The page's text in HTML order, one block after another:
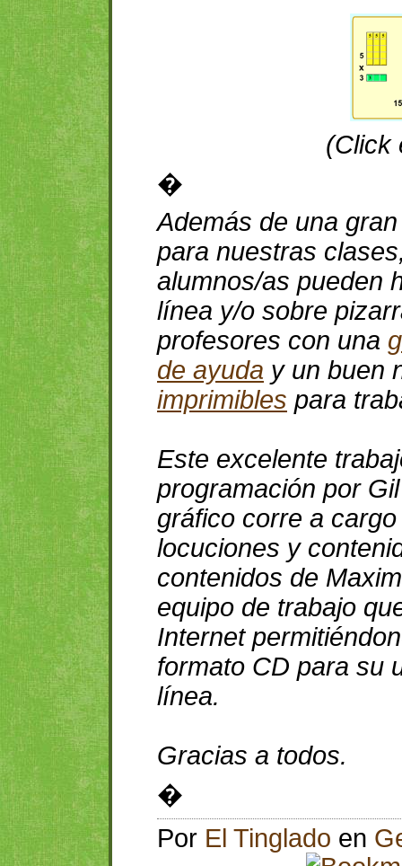
(Click
�
Además de una
para nuestras
alumnos/as pueden
línea y/o sobre
profesores con una
de ayuda y un buen
imprimibles para
Este excelente
programación por
gráfico corre a
locuciones y
contenidos de
equipo de trabajo
Internet
formato CD para su
línea.
Gracias a todos.
�
Por El Tinglado en